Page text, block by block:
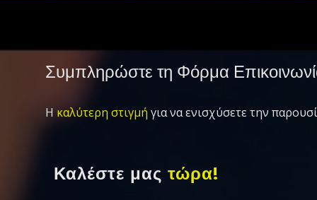
Συμπληρώστε τη Φόρμα
Η καλύτερη στιγμή για να ενισχύσετε την
Καλέστε μας τώρα!